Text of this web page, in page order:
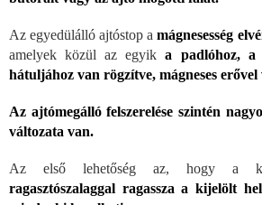
Az egyedülálló ajtóstop amágnesesség
amelyek közül az egyika padlóhoz,
hátuljához van rögzítve, mágneses erővel
Az ajtómegálló felszerelése szintén
változata van.
Az első lehetőség az, hogy a
ragasztószalaggal ragassza a kijelölt